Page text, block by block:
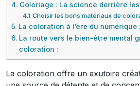
Coloriage : La science derrière
Choisir les bons matériaux de
La coloration à l’ère du numérique :
La route vers le bien-être mental
coloration :
La coloration offre un exutoire